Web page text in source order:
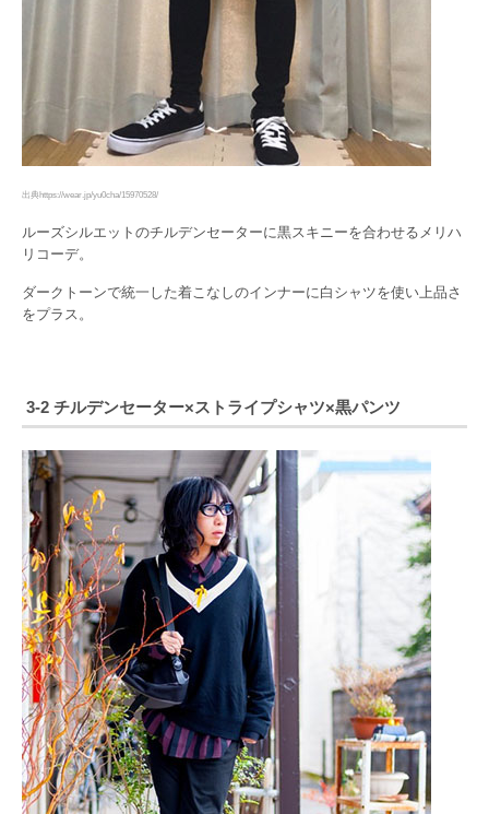
出典https://wear.jp/yu0cha/15970528/
ルーズシルエットのチルデンセーターに黒スキニーを合わせるメリハ
リコーデ。
ダークトーンで統一した着こなしのインナーに白シャツを使い上品さ
をプラス。
3-2 チルデンセーター×ストライプシャツ×黒パンツ